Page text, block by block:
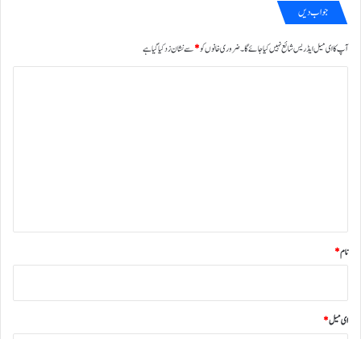
جواب دیں
آپ کا ای میل ایڈریس شائع نہیں کیا جائے گا۔ضروری خانوں کو*سے نشان زد کیا گیا ہے
نام*
ای میل*